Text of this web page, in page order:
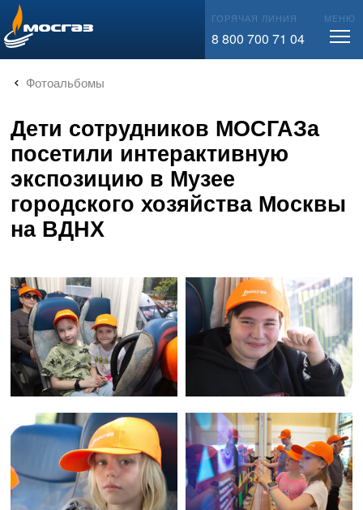
info@mos-gaz.ru ГОРЯЧАЯ ЛИНИЯ
8 800 700 71 04
МЕНЮ
Фотоальбомы
Дети сотрудников МОСГАЗа
посетили интерактивную
экспозицию в Музее
городского хозяйства Москвы
на ВДНХ